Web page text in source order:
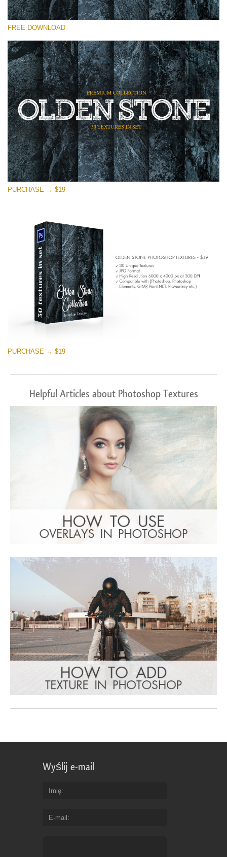
Proszę wybrać
Small 800*533px
Olden Stone
(30 Textures)
Large 6000*4000px
Entire Collection
(1783 Overlays)
Large 6000*4000px
Darmowe Pobieranie
FREE DOWNLOAD
PURCHASE → $19
PURCHASE → $19
Helpful Articles about Photoshop Textures
Wyślij e-mail
Imię
E-mail